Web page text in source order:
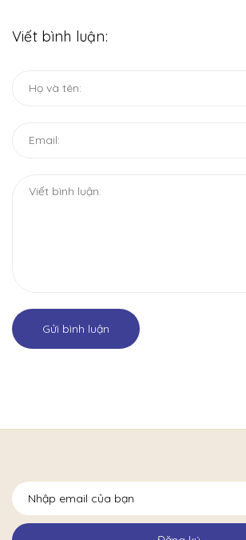
Viết bình luận:
Gửi bình luận